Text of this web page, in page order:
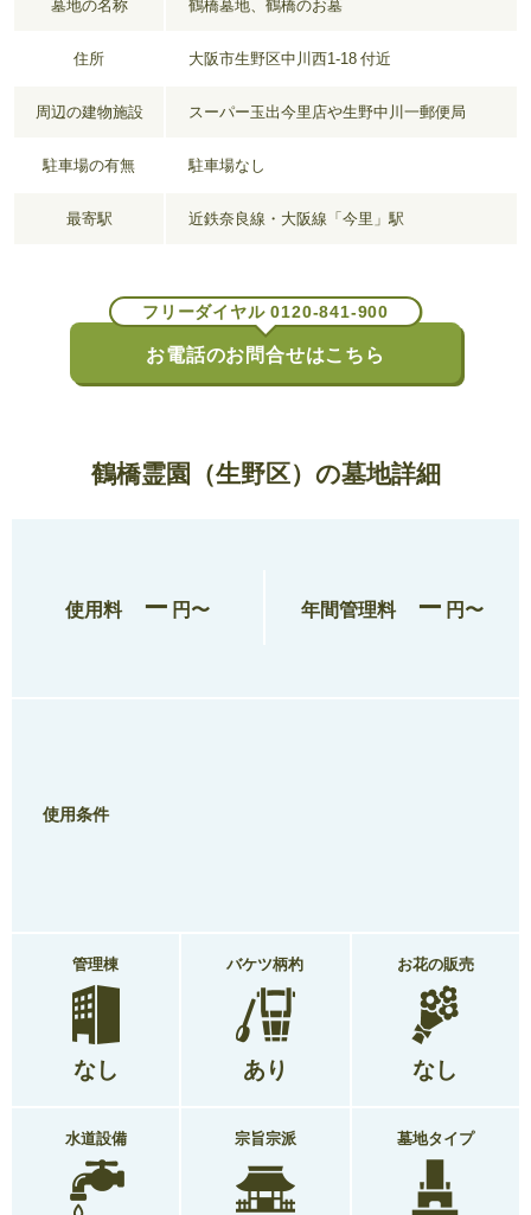
墓地の名称 鶴橋墓地、鶴橋のお墓
住所 大阪市生野区中川西1-18 付近
周辺の建物施設 スーパー玉出今里店や生野中川一郵便局
駐車場の有無 駐車場なし
最寄駅 近鉄奈良線・大阪線「今里」駅
フリーダイヤル 0120-841-900
お電話のお問合せはこちら
鶴橋霊園（生野区）の墓地詳細
使用料 ー 円〜 年間管理料 ー 円〜
使用条件
管理棟
なし
バケツ柄杓
あり
お花の販売
なし
水道設備 宗旨宗派 墓地タイプ